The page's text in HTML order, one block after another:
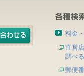
料金
直営
調べる
郵便